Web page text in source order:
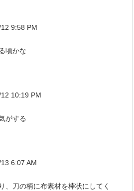
9:58 PM
頃かな
10:19 PM
がする
6:07 AM
、刀の柄に布素材を棒状にしてく